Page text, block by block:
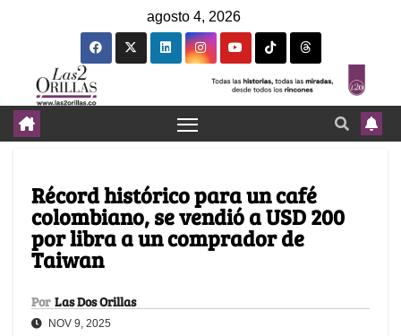
agosto 4, 2026
Récord histórico para un café
colombiano, se vendió a USD 200
por libra a un comprador de
Taiwan
Por Las Dos Orillas
NOV 9, 2025